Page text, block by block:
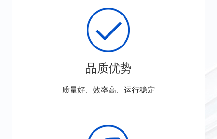
品质优势
质量好、效率高、运行稳定